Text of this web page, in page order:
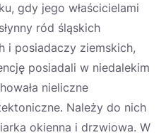
gdy jego właścicielami
ród śląskich
i posiadaczy ziemskich,
posiadali w niedalekim
nieliczne
Należy do nich
okienna i drzwiowa. W